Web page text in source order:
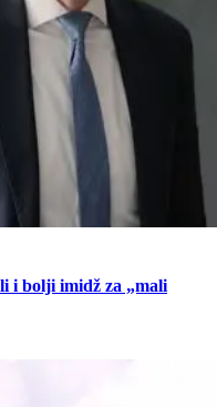
i bolji imidž za „mali